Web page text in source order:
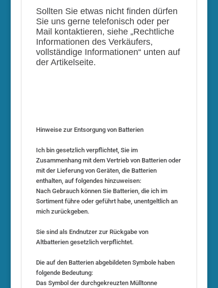
Sollten Sie etwas nicht finden dürfen
Sie uns gerne telefonisch oder per
Mail kontaktieren, siehe „Rechtliche
Informationen des Verkäufers,
vollständige Informationen“ unten auf
der Artikelseite.
Hinweise zur Entsorgung von Batterien
Ich bin gesetzlich verpflichtet, Sie im
Zusammenhang mit dem Vertrieb von Batterien oder
mit der Lieferung von Geräten, die Batterien
enthalten, auf folgendes hinzuweisen:
Nach Gebrauch können Sie Batterien, die ich im
Sortiment führe oder geführt habe, unentgeltlich an
mich zurückgeben.
Sie sind als Endnutzer zur Rückgabe von
Altbatterien gesetzlich verpflichtet.
Die auf den Batterien abgebildeten Symbole haben
folgende Bedeutung:
Das Symbol der durchgekreuzten Mülltonne